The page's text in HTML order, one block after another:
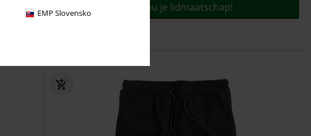
EMP Slovensko Bestel nu je lidmaatschap!